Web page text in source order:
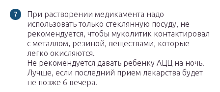
При растворении медикамента надо
использовать только стеклянную посуду, не
рекомендуется, чтобы муколитик контактировал
с металлом, резиной, веществами, которые
легко окисляются.
Не рекомендуется давать ребенку АЦЦ на ночь.
Лучше, если последний прием лекарства будет
не позже 6 вечера.